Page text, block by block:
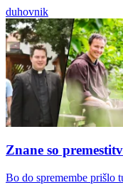
duhovnik
Znane so
Bo do spremembe prišlo